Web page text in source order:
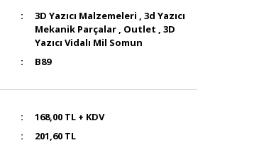
3D Yazıcı Malzemeleri , 3d Yazıcı
Mekanik Parçalar , Outlet , 3D
Yazıcı Vidalı Mil Somun
B89
168,00 TL + KDV
201,60 TL